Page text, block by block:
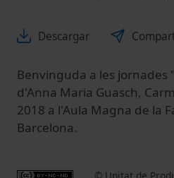
Descargar
Benvinguda a les jornades
d'Anna Maria Guasch,
2018 a l'Aula Magna de la
Barcelona.
© Unitat de